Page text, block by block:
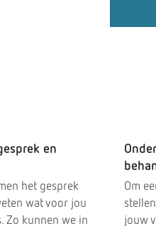
en
het gesprek
wat voor jou
Zo kunnen we in
Om
jouw